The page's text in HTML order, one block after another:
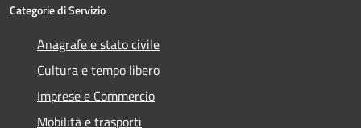
Categorie di Servizio
Anagrafe e stato civile
Cultura e tempo libero
Imprese e Commercio
Mobilità e trasporti